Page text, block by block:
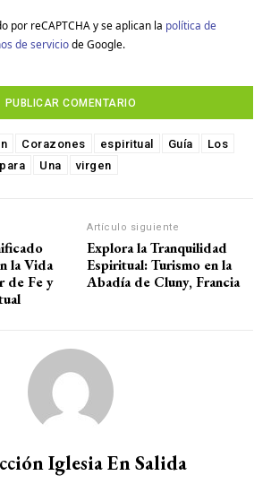
por reCAPTCHA y se aplican la política de
de serviciode Google.
Corazones espiritual Guía
Los
para Una virgen
la Vida
de Fe y
Artículo siguiente
Explora la Tranquilidad
Espiritual: Turismo en la
Abadía de Cluny, Francia
Iglesia En Salida